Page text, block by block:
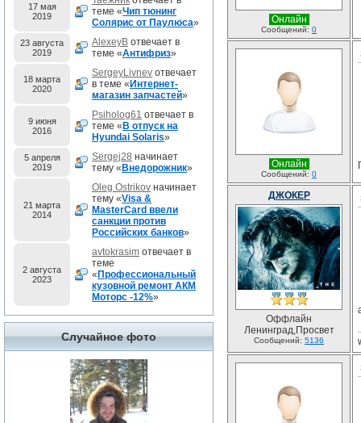
17 мая
2019
теме «Чип тюнинг
Солярис от Паулюса»
23 августа
2019
AlexeyB отвечает в
теме «Антифриз»
18 марта
2020
SergeyLivnev отвечает
в теме « Интернет-
магазин запчастей»
9 июня
2016
Psiholog61 отвечает в
теме « В отпуск на
Hyundai Solaris»
5 апреля
2019
Sergej28 начинает
тему « Внедорожник»
21 марта
2014
Oleg Ostrikov начинает
тему «Visa &
MasterCard ввели
санкции против
Российских банков»
2 августа
2023
avtokrasim отвечает в
теме
« Профессиональный
кузовной ремонт АКМ
Моторс -12%»
Случайное фото
Онлайн
Сообщений: 0
Онлайн
Сообщений: 0
ДЖОКЕР
Оффлайн
Ленинград,Просвет
Сообщений: 5136